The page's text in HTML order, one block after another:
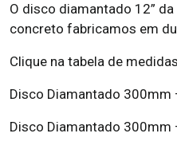
O disco diamantado 12”
concreto fabricamos em
Clique na tabela de
Disco Diamantado 300mm
Disco Diamantado 300mm